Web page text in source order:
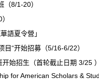
（8/1-20）
語夏令營」
目“开始招募（5/16-6/22）
始招生（首轮截止日期 3/25
for American Scholars &